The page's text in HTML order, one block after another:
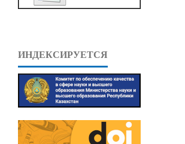
ИНДЕКСИРУЕТСЯ